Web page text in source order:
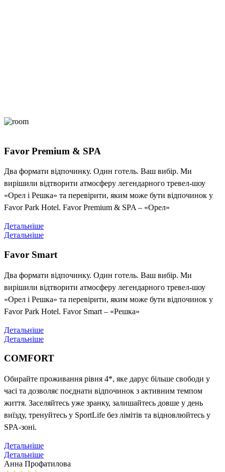
Favor Premium & SPA
Два формати відпочинку. Один готель. Ваш вибір. Ми
вирішили відтворити атмосферу легендарного тревел-шоу
«Орел і Решка» та перевірити, яким може бути відпочинок у
Favor Park Hotel. Favor Premium & SPA – «Орел»
Детальніше
Детальніше
Favor Smart
Два формати відпочинку. Один готель. Ваш вибір. Ми
вирішили відтворити атмосферу легендарного тревел-шоу
«Орел і Решка» та перевірити, яким може бути відпочинок у
Favor Park Hotel. Favor Smart – «Решка»
Детальніше
Детальніше
COMFORT
Обирайте проживання рівня 4*, яке дарує більше свободи у
часі та дозволяє поєднати відпочинок з активним темпом
життя. Заселяйтесь уже зранку, залишайтесь довше у день
виїзду, тренуйтесь у SportLife без лімітів та відновлюйтесь у
SPA-зоні.
Детальніше
Детальніше
Анна Профатилова